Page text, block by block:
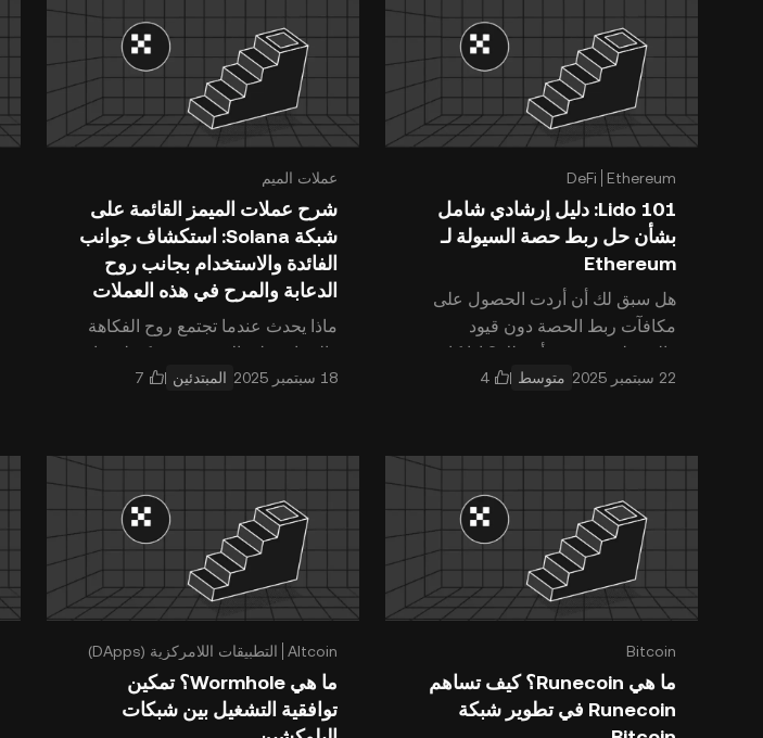
Ethereum
DeFi
Lido 101: دليل إرشادي شامل
بشأن حل ربط حصة السيولة لـ
Ethereum
هل سبق لك أن أردت الحصول على
مكافآت ربط الحصة دون قيود
والمتمثلة في حجز أصولك؟ إذا كان
الأمر كذلك، قد يكون Lido هو الجواب.
متوسط
عملات الميم
شرح عملات الميمز القائمة على
شبكة Solana: استكشاف جوانب
الفائدة والاستخدام بجانب روح
الدعابة والمرح في هذه العملات
ماذا يحدث عندما تجتمع روح الفكاهة
والدعابة على الإنترنت مع تكنولوجيا
البلوكشين؟ الجواب، النتيجة هي
المبتدئين
Bitcoin
ما هي Runecoin؟ كيف تساهم
Runecoin في تطوير شبكة
Altcoin التطبيقات اللامركزية (DApps)
ما هي Wormhole؟ تمكين
توافقية التشغيل بين شبكات